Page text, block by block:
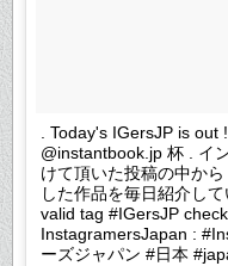
. Today's IGersJP is out
@instantbook.jp 杯 . イ
けて頂いた投稿の中か
した作品を毎日紹介し
valid tag #IGersJP
InstagramersJapan :
ーズジャパン #日本